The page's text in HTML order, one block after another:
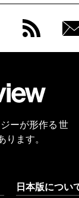
会
ーが形作る 世
ます。
日本版につい